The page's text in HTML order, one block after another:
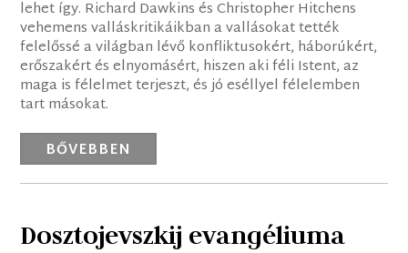
lehet így. Richard Dawkins és Christopher Hitchens
vehemens valláskritikáikban a vallásokat tették
felelőssé a világban lévő konfliktusokért, háborúkért,
erőszakért és elnyomásért, hiszen aki féli Istent, az
maga is félelmet terjeszt, és jó eséllyel félelemben
tart másokat.
BŐVEBBEN
Dosztojevszkij evangéliuma